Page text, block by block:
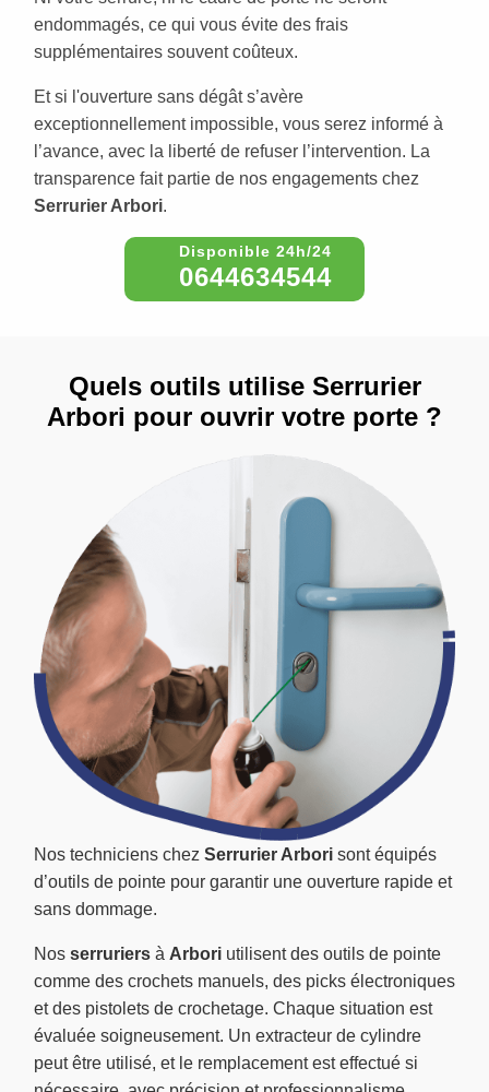
endommagés, ce qui vous évite des frais
supplémentaires souvent coûteux.
Et si l'ouverture sans dégât s’avère
exceptionnellement impossible, vous serez informé à
l’avance, avec la liberté de refuser l’intervention. La
transparence fait partie de nos engagements chez
Serrurier Arbori.
0644634544
Nos techniciens chez Serrurier Arbori sont équipés
d’outils de pointe pour garantir une ouverture rapide et
sans dommage.
Nos serruriers à Arbori utilisent des outils de pointe
comme des crochets manuels, des picks électroniques
et des pistolets de crochetage. Chaque situation est
évaluée soigneusement. Un extracteur de cylindre
peut être utilisé, et le remplacement est effectué si
Quels outils utilise Serrurier
Arbori pour ouvrir votre porte ?